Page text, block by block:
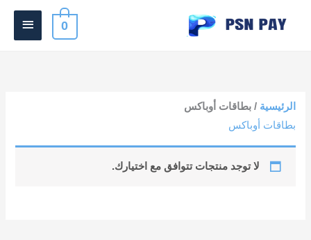
0
الرئيسية / بطاقات أوباكس
بطاقات أوباكس
لا توجد منتجات تتوافق مع اختيارك.